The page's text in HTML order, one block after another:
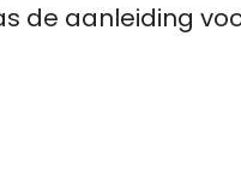
de aanleiding